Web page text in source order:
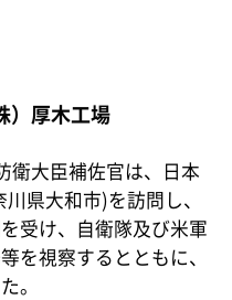
厚木工場
衛大臣補佐官は、日本
県大和市)を訪問し、
受け、自衛隊及び米軍
を視察するとともに、
。